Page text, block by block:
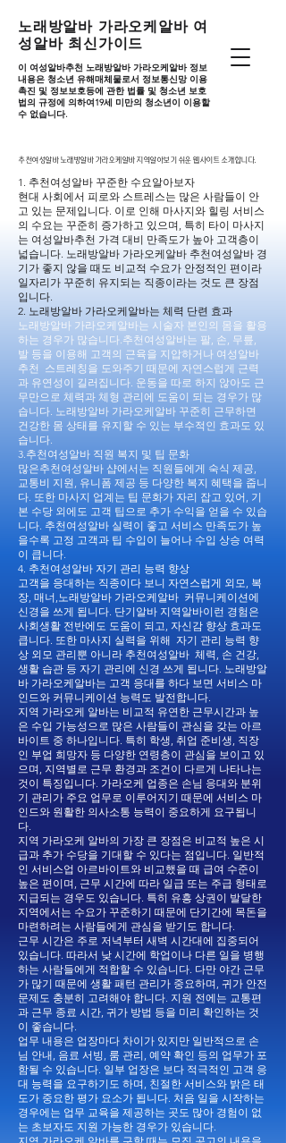
노래방알바 가라오케알바 여
성알바 최신가이드
이 여성알바추천 노래방알바 가라오케알바 정보
내용은 청소년 유해매체물로서 정보통신망 이용
촉진 및 정보보호등에 관한 법률 및 청소년 보호
법의 규정에 의하여19세 미만의 청소년이 이용할
수 없습니다.
추천여성알바 노래방알바 가라오케알바 지역알아보기 쉬운 웹사이트 소개합니다.
추천여성알바 노래방알바 가라오케알바 지역알아보기 쉬운 웹사이트 소개합니다.
1. 추천여성알바 꾸준한 수요알아보자
현대 사회에서 피로와 스트레스는 많은 사람들이 안
고 있는 문제입니다. 이로 인해 마사지와 힐링 서비스
의 수요는 꾸준히 증가하고 있으며, 특히 타이 마사지
는 여성알바추천 가격 대비 만족도가 높아 고객층이
넓습니다. 노래방알바 가라오케알바 추천여성알바 경
기가 좋지 않을 때도 비교적 수요가 안정적인 편이라
일자리가 꾸준히 유지되는 직종이라는 것도 큰 장점
입니다.
2. 노래방알바 가라오케알바는 체력 단련 효과
노래방알바 가라오케알바는 시술자 본인의 몸을 활용
하는 경우가 많습니다.추천여성알바는 팔, 손, 무릎,
발 등을 이용해 고객의 근육을 지압하거나 여성알바
추천 스트레칭을 도와주기 때문에 자연스럽게 근력
과 유연성이 길러집니다. 운동을 따로 하지 않아도 근
무만으로 체력과 체형 관리에 도움이 되는 경우가 많
습니다. 노래방알바 가라오케알바 꾸준히 근무하면
건강한 몸 상태를 유지할 수 있는 부수적인 효과도 있
습니다.
3.추천여성알바 직원 복지 및 팁 문화
많은추천여성알바 샵에서는 직원들에게 숙식 제공,
교통비 지원, 유니폼 제공 등 다양한 복지 혜택을 줍니
다. 또한 마사지 업계는 팁 문화가 자리 잡고 있어, 기
본 수당 외에도 고객 팁으로 추가 수익을 얻을 수 있습
니다. 추천여성알바 실력이 좋고 서비스 만족도가 높
을수록 고정 고객과 팁 수입이 늘어나 수입 상승 여력
이 큽니다.
4. 추천여성알바 자기 관리 능력 향상
고객을 응대하는 직종이다 보니 자연스럽게 외모, 복
장, 매너,노래방알바 가라오케알바 커뮤니케이션에
신경을 쓰게 됩니다. 단기알바 지역알바이런 경험은
사회생활 전반에도 도움이 되고, 자신감 향상 효과도
큽니다. 또한 마사지 실력을 위해 자기 관리 능력 향
상 외모 관리뿐 아니라 추천여성알바 체력, 손 건강,
생활 습관 등 자기 관리에 신경 쓰게 됩니다. 노래방알
바 가라오케알바는 고객 응대를 하다 보면 서비스 마
인드와 커뮤니케이션 능력도 발전합니다.
지역 가라오케 알바는 비교적 유연한 근무시간과 높
은 수입 가능성으로 많은 사람들이 관심을 갖는 아르
바이트 중 하나입니다. 특히 학생, 취업 준비생, 직장
인 부업 희망자 등 다양한 연령층이 관심을 보이고 있
으며, 지역별로 근무 환경과 조건이 다르게 나타나는
것이 특징입니다. 가라오케 업종은 손님 응대와 분위
기 관리가 주요 업무로 이루어지기 때문에 서비스 마
인드와 원활한 의사소통 능력이 중요하게 요구됩니
다.
지역 가라오케 알바의 가장 큰 장점은 비교적 높은 시
급과 추가 수당을 기대할 수 있다는 점입니다. 일반적
인 서비스업 아르바이트와 비교했을 때 급여 수준이
높은 편이며, 근무 시간에 따라 일급 또는 주급 형태로
지급되는 경우도 있습니다. 특히 유흥 상권이 발달한
지역에서는 수요가 꾸준하기 때문에 단기간에 목돈을
마련하려는 사람들에게 관심을 받기도 합니다.
근무 시간은 주로 저녁부터 새벽 시간대에 집중되어
있습니다. 따라서 낮 시간에 학업이나 다른 일을 병행
하는 사람들에게 적합할 수 있습니다. 다만 야간 근무
가 많기 때문에 생활 패턴 관리가 중요하며, 귀가 안전
문제도 충분히 고려해야 합니다. 지원 전에는 교통편
과 근무 종료 시간, 귀가 방법 등을 미리 확인하는 것
이 좋습니다.
업무 내용은 업장마다 차이가 있지만 일반적으로 손
님 안내, 음료 서빙, 룸 관리, 예약 확인 등의 업무가 포
함될 수 있습니다. 일부 업장은 보다 적극적인 고객 응
대 능력을 요구하기도 하며, 친절한 서비스와 밝은 태
도가 중요한 평가 요소가 됩니다. 처음 일을 시작하는
경우에는 업무 교육을 제공하는 곳도 많아 경험이 없
는 초보자도 지원 가능한 경우가 있습니다.